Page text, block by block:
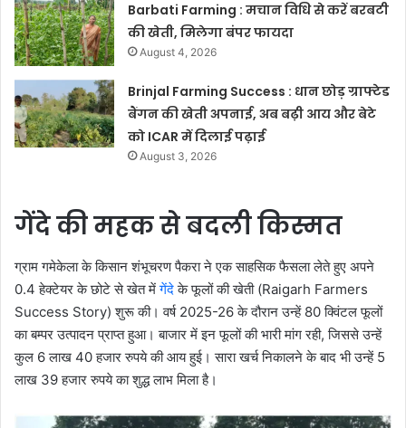
Barbati Farming : मचान विधि से करें बरबटी
की खेती, मिलेगा बंपर फायदा
August 4, 2026
Brinjal Farming Success : धान छोड़ ग्राफ्टेड
बैंगन की खेती अपनाई, अब बढ़ी आय और बेटे
को ICAR में दिलाई पढ़ाई
August 3, 2026
गेंदे की महक से बदली किस्मत
ग्राम गमेकेला के किसान शंभूचरण पैकरा ने एक साहसिक फैसला लेते हुए अपने
0.4 हेक्टेयर के छोटे से खेत मेंगेंदेके फूलों की खेती (Raigarh Farmers
Success Story) शुरू की। वर्ष 2025-26 के दौरान उन्हें 80 क्विंटल फूलों
का बम्पर उत्पादन प्राप्त हुआ। बाजार में इन फूलों की भारी मांग रही, जिससे उन्हें
कुल 6 लाख 40 हजार रुपये की आय हुई। सारा खर्च निकालने के बाद भी उन्हें 5
लाख 39 हजार रुपये का शुद्ध लाभ मिला है।